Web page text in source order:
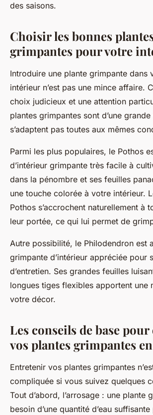
des saisons.
Choisir les bonnes
grimpantes pour votre
Introduire une plante grimpante dans
intérieur n’est pas une mince affaire.
choix judicieux et une attention
plantes grimpantes sont d’une
s’adaptent pas toutes aux mêmes
Parmi les plus populaires, le Pothos
d’intérieur grimpante très facile à
dans la pénombre et ses feuilles
une touche colorée à votre intérieur.
Pothos s’accrochent naturellement à
leur portée, ce qui lui permet de
Autre possibilité, le Philodendron est
grimpante d’intérieur appréciée pour
d’entretien. Ses grandes feuilles
longues tiges flexibles apportent une
votre décor.
Les conseils de base
vos plantes grimpantes
Entretenir vos plantes grimpantes
compliquée si vous suivez quelques
Tout d’abord, l’arrosage : une plante
besoin d’une quantité d’eau